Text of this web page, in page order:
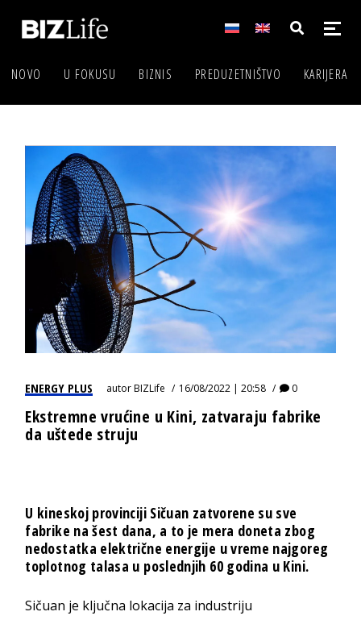
NOVO U FOKUSU BIZNIS PREDUZETNIŠTVO KARIJERA
ENERGY PLUS autorBIZLife 16/08/2022 | 20:58 0
Ekstremne vrućine u Kini, zatvaraju fabrike
da uštede struju
U kineskoj provinciji Sičuan zatvorene su sve
fabrike na šest dana, a to je mera doneta zbog
nedostatka električne energije u vreme najgoreg
toplotnog talasa u poslednjih 60 godina u Kini.
Sičuan je ključna lokacija za industriju